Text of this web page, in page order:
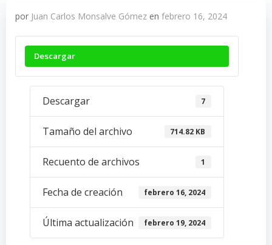
por Juan Carlos Monsalve Gómez en febrero 16, 2024
Descargar
Descargar 7
Tamaño del archivo 714.82 KB
Recuento de archivos 1
Fecha de creación febrero 16, 2024
Última actualización febrero 19, 2024